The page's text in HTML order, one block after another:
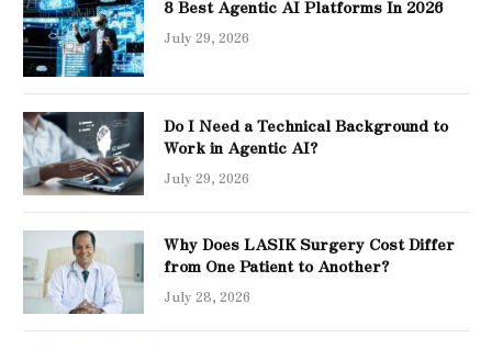
8 Best Agentic AI Platforms In 2026
July 29, 2026
Do I Need a Technical Background to
Work in Agentic AI?
July 29, 2026
Why Does LASIK Surgery Cost Differ
from One Patient to Another?
July 28, 2026